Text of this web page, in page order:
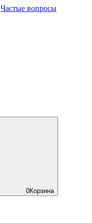
Частые вопросы
0Корзина